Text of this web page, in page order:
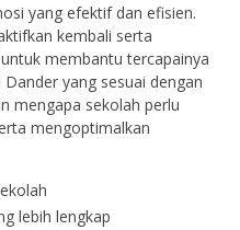
yang efektif dan efisien.
kembali serta
membantu tercapainya
yang sesuai dengan
mengapa sekolah perlu
mengoptimalkan
lebih lengkap